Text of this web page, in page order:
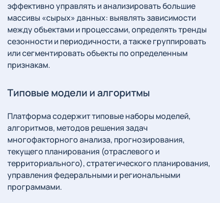
эффективно управлять и анализировать большие
массивы «сырых» данных: выявлять зависимости
между объектами и процессами, определять тренды
сезонности и периодичности, а также группировать
или сегментировать объекты по определенным
признакам.
Типовые модели и алгоритмы
Платформа содержит типовые наборы моделей,
алгоритмов, методов решения задач
многофакторного анализа, прогнозирования,
текущего планирования (отраслевого и
территориального), стратегического планирования,
управления федеральными и региональными
программами.